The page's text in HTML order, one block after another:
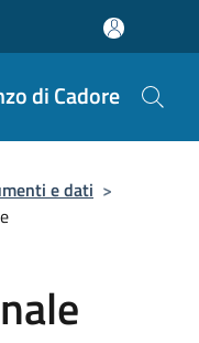
di Cadore
e dati >